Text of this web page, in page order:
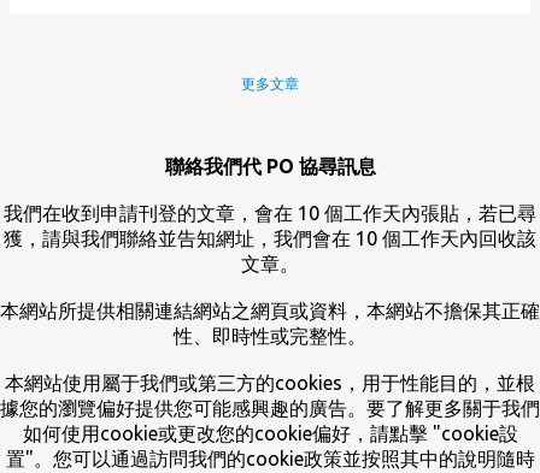
更多文章
聯絡我們代 PO 協尋訊息
我們在收到申請刊登的文章，會在 10 個工作天內張貼，若已尋
獲，請與我們聯絡並告知網址，我們會在 10 個工作天內回收該
文章。
本網站所提供相關連結網站之網頁或資料，本網站不擔保其正確
性、即時性或完整性。
本網站使用屬于我們或第三方的cookies，用于性能目的，並根
據您的瀏覽偏好提供您可能感興趣的廣告。要了解更多關于我們
如何使用cookie或更改您的cookie偏好，請點擊 "cookie設
置"。您可以通過訪問我們的cookie政策並按照其中的說明隨時